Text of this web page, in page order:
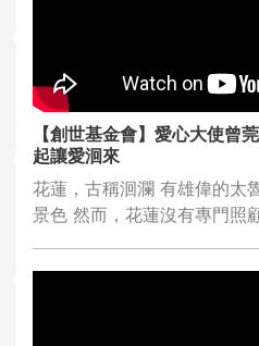
【創世基金會】愛心大使曾
起讓愛洄來
花蓮，古稱洄瀾 有雄偉的太
景色 然而，花蓮沒有專門照